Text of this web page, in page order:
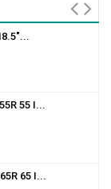
55 I...
65 I...